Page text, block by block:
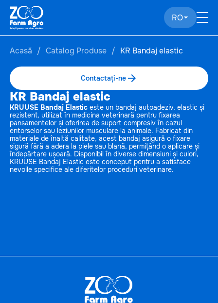
RO
Acasă Catalog Produse KR Bandaj elastic
Contactați-ne
KR Bandaj elastic
KRUUSE Bandaj Elastic este un bandaj autoadeziv, elastic și
rezistent, utilizat în medicina veterinară pentru fixarea
pansamentelor și oferirea de suport compresiv în cazul
entorselor sau leziunilor musculare la animale. Fabricat din
materiale de înaltă calitate, acest bandaj asigură o fixare
sigură fără a adera la piele sau blană, permițând o aplicare și
îndepărtare ușoară. Disponibil în diverse dimensiuni și culori,
KRUUSE Bandaj Elastic este conceput pentru a satisface
nevoile specifice ale diferitelor proceduri veterinare.